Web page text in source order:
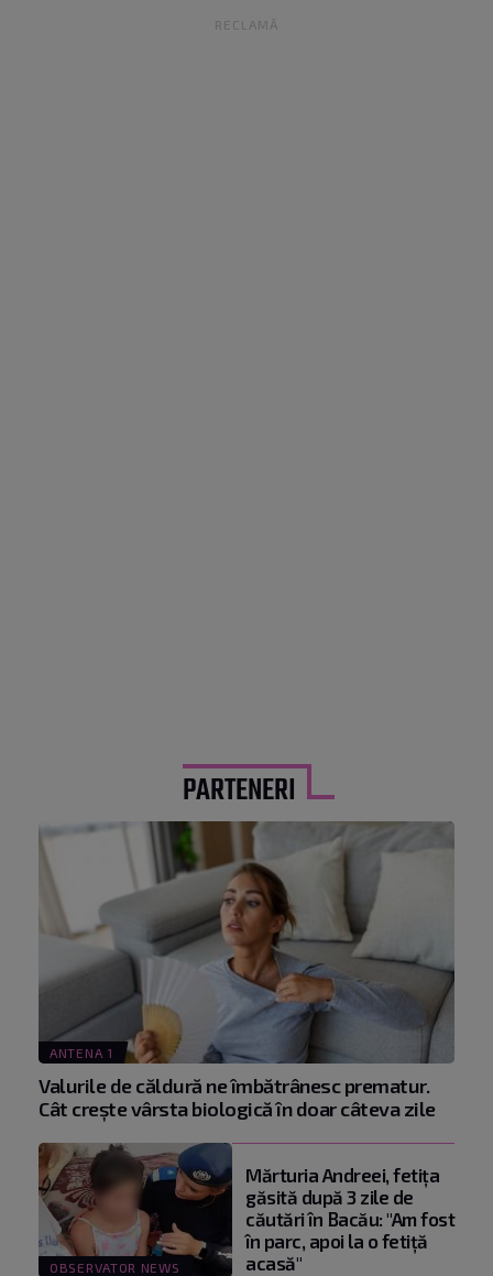
RECLAMĂ
PARTENERI
ANTENA 1
Valurile de căldură ne îmbătrânesc prematur.
Cât crește vârsta biologică în doar câteva zile
OBSERVATOR NEWS
Mărturia Andreei, fetiţa
găsită după 3 zile de
căutări în Bacău: "Am fost
în parc, apoi la o fetiţă
acasă"